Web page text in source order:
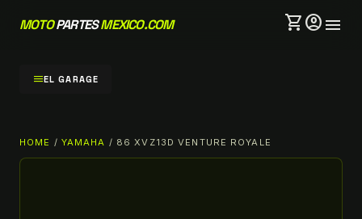
MOTOPARTESMEXICO.COM shopping_cartaccount_circlemenu
menuEL GARAGE
HOME / YAMAHA / 86 XVZ13D VENTURE ROYALE